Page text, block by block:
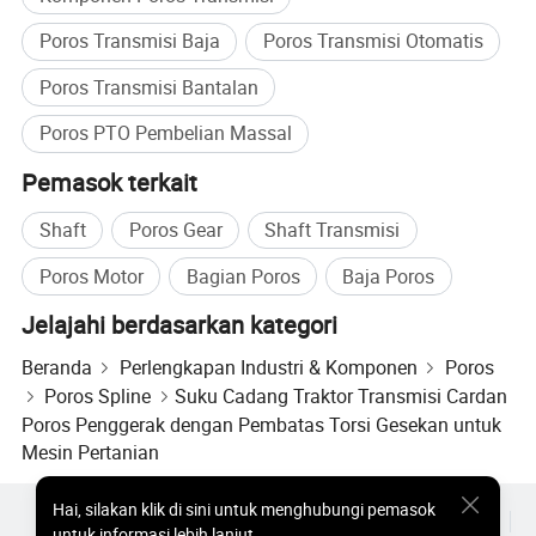
Kepuasan pelanggan adalah usaha kami
selamanya.
Pertama-tama, kami mengikuti prinsip orang-
orang, mencoba yang terbaik untuk
membangun lingkungan sekitar yang
menyenangkan dan platform kinerja bagi
setiap karyawan, sehingga setiap orang dapat
dengan sadar diri untuk bergabung dalam
“driveline yang tepat, Adocate Green” untuk
mewujudkan nilai mandiri, nilai perusahaan,
dan nilai sosial.
Poros Transmisi Baja
Poros Transmisi Otomatis
Poros Transmisi Bantalan
Poros PTO Pembelian Massal
Pemasok terkait
Shaft Poros Gear
Shaft Transmisi
Poros Motor
Bagian Poros Baja Poros
Jelajahi berdasarkan kategori
Beranda Perlengkapan Industri & Komponen
Poros
Poros Spline
Suku Cadang Traktor Transmisi Cardan
Poros Penggerak dengan Pembatas Torsi Gesekan untuk
Mesin Pertanian
Hai,silakan klik di sini untuk menghubungi pemasok
Produk Populer Harga Produk Panas Produk Panas Grosir